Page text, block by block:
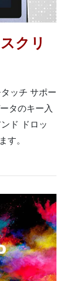
クリ
ッチ サポー
タのキー入
ド ドロッ
す。